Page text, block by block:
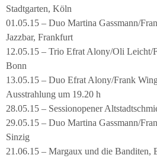
Stadtgarten, Köln
01.05.15 – Duo Martina Gassmann/
Jazzbar, Frankfurt
12.05.15 – Trio Efrat Alony/Oli Leicht/
Bonn
13.05.15 – Duo Efrat Alony/Frank
Ausstrahlung um 19.20 h
28.05.15 – Sessionopener
29.05.15 – Duo Martina Gassmann/
Sinzig
21.06.15 – Margaux und die Banditen,